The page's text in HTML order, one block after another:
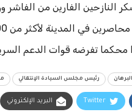
النازحين الفارين من الفاشر
محكما تفرضه قوات الدعم
رئيس مجلس السيادة الإنتقالي
Twitter البريد الإلكتروني